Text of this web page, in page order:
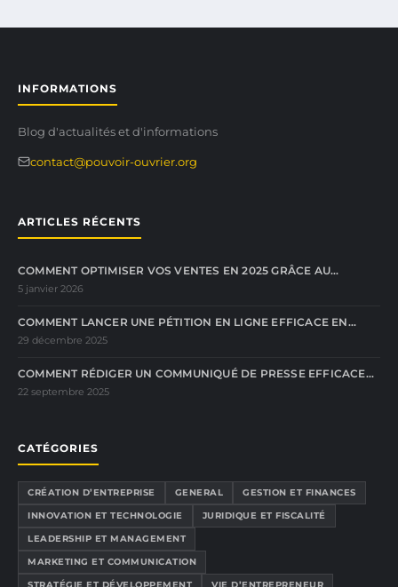
INFORMATIONS
Blog d'actualités et d'informations
contact@pouvoir-ouvrier.org
ARTICLES RÉCENTS
COMMENT OPTIMISER VOS VENTES EN 2025 GRÂCE AU…
5 janvier 2026
COMMENT LANCER UNE PÉTITION EN LIGNE EFFICACE EN…
29 décembre 2025
COMMENT RÉDIGER UN COMMUNIQUÉ DE PRESSE EFFICACE…
22 septembre 2025
CATÉGORIES
CRÉATION D’ENTREPRISE GENERAL
GESTION ET FINANCES
INNOVATION ET TECHNOLOGIE
JURIDIQUE ET FISCALITÉ
LEADERSHIP ET MANAGEMENT
MARKETING ET COMMUNICATION